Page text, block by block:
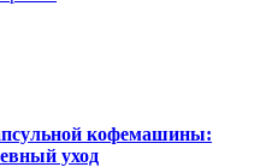
кофемашины:
уход